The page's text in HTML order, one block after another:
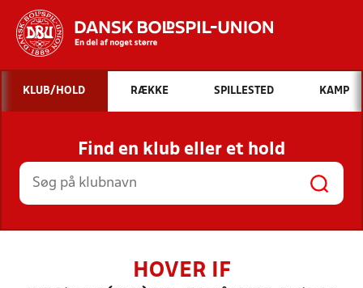
Hvad vil du søge efter?
INDHOLD OG NYHEDER
STILLINGER, RESULTATER, KLUBBER OG
HOLD
KLUB/HOLD RÆKKE SPILLESTED KAMP
Find en klub eller et hold
HOVER IF